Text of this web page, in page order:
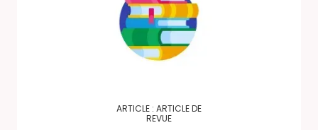
ARTICLE : ARTICLE DE
REVUE